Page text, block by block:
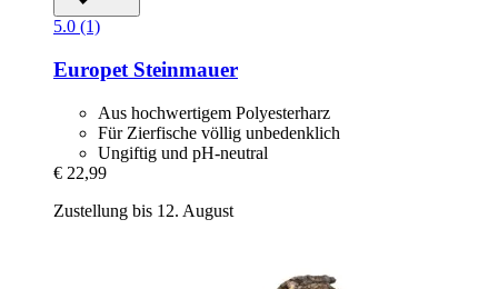
5.0 (1)
Europet Steinmauer
Aus hochwertigem Polyesterharz
Für Zierfische völlig unbedenklich
Ungiftig und pH-neutral
€ 22,99
Zustellung bis 12. August